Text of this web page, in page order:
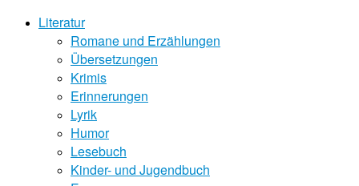
Literatur
Romane und Erzählungen
Übersetzungen
Krimis
Erinnerungen
Lyrik
Humor
Lesebuch
Kinder- und Jugendbuch